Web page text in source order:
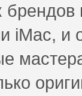
iMac, и